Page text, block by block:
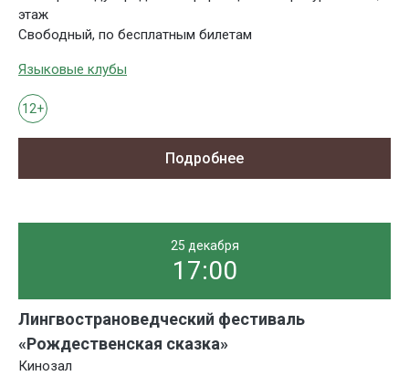
этаж
Свободный, по бесплатным билетам
Языковые клубы
12+
Подробнее
25 декабря
17:00
Лингвострановедческий фестиваль
«Рождественская сказка»
Кинозал